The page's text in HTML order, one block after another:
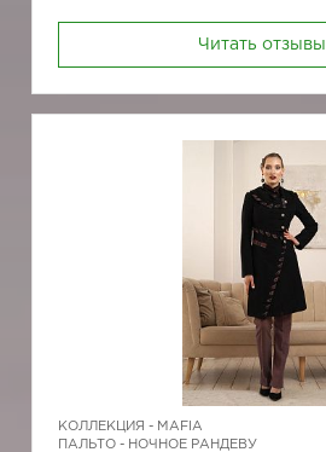
Читать отзывы
КОЛЛЕКЦИЯ - MAFIA
ПАЛЬТО - НОЧНОЕ РАНДЕВУ